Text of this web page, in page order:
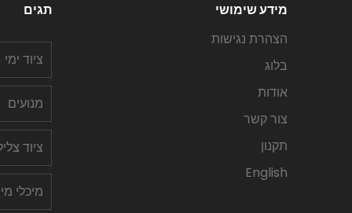
מידע שימושי
הצהרת נגישות
בלוג
אודות
צור קשר
תקנון
English
תגים
ציוד ימי
מנועים
ציוד
מיכלי